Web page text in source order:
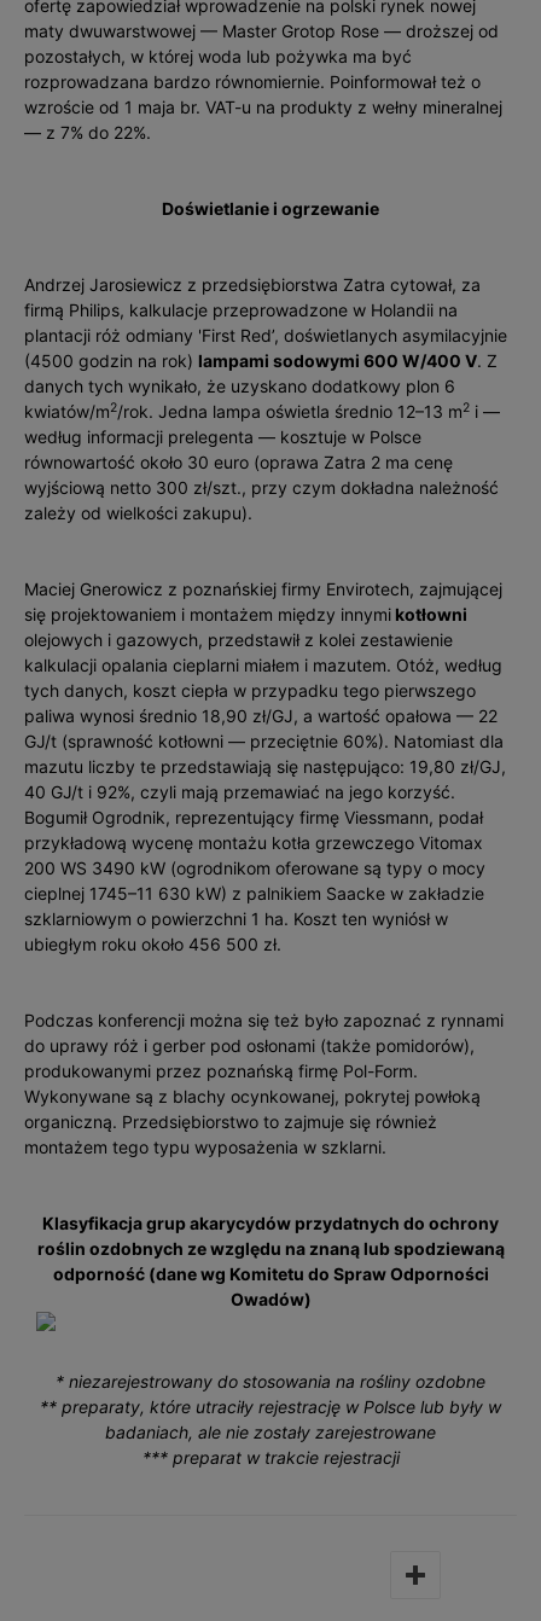
ofertę zapowiedział wprowadzenie na polski rynek nowej
maty dwuwarstwowej — Master Grotop Rose — droższej od
pozostałych, w której woda lub pożywka ma być
rozprowadzana bardzo równomiernie. Poinformował też o
wzroście od 1 maja br. VAT-u na produkty z wełny mineralnej
— z 7% do 22%.
Doświetlanie i ogrzewanie
Andrzej Jarosiewicz z przedsiębiorstwa Zatra cytował, za
firmą Philips, kalkulacje przeprowadzone w Holandii na
plantacji róż odmiany 'First Red’, doświetlanych asymilacyjnie
(4500 godzin na rok) lampami sodowymi 600 W/400 V. Z
danych tych wynikało, że uzyskano dodatkowy plon 6
kwiatów/m2/rok. Jedna lampa oświetla średnio 12–13 m2 i —
według informacji prelegenta — kosztuje w Polsce
równowartość około 30 euro (oprawa Zatra 2 ma cenę
wyjściową netto 300 zł/szt., przy czym dokładna należność
zależy od wielkości zakupu).
Maciej Gnerowicz z poznańskiej firmy Envirotech, zajmującej
się projektowaniem i montażem między innymi kotłowni
olejowych i gazowych, przedstawił z kolei zestawienie
kalkulacji opalania cieplarni miałem i mazutem. Otóż, według
tych danych, koszt ciepła w przypadku tego pierwszego
paliwa wynosi średnio 18,90 zł/GJ, a wartość opałowa — 22
GJ/t (sprawność kotłowni — przeciętnie 60%). Natomiast dla
mazutu liczby te przedstawiają się następująco: 19,80 zł/GJ,
40 GJ/t i 92%, czyli mają przemawiać na jego korzyść.
Bogumił Ogrodnik, reprezentujący firmę Viessmann, podał
przykładową wycenę montażu kotła grzewczego Vitomax
200 WS 3490 kW (ogrodnikom oferowane są typy o mocy
cieplnej 1745–11 630 kW) z palnikiem Saacke w zakładzie
szklarniowym o powierzchni 1 ha. Koszt ten wyniósł w
ubiegłym roku około 456 500 zł.
Podczas konferencji można się też było zapoznać z rynnami
do uprawy róż i gerber pod osłonami (także pomidorów),
produkowanymi przez poznańską firmę Pol-Form.
Wykonywane są z blachy ocynkowanej, pokrytej powłoką
organiczną. Przedsiębiorstwo to zajmuje się również
montażem tego typu wyposażenia w szklarni.
Klasyfikacja grup akarycydów przydatnych do ochrony
roślin ozdobnych ze względu na znaną lub spodziewaną
odporność (dane wg Komitetu do Spraw Odporności
Owadów)
* niezarejestrowany do stosowania na rośliny ozdobne
** preparaty, które utraciły rejestrację w Polsce lub były w
badaniach, ale nie zostały zarejestrowane
*** preparat w trakcie rejestracji